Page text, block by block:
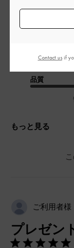
その他（シ
とてもよくなか
品質
もっと見る
ご利用者様
プレゼン
Contact usif